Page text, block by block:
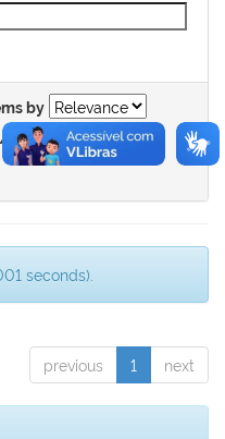
by
record
seconds).
previous 1 next